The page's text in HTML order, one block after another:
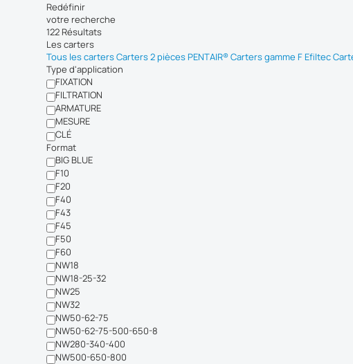
Redéfinir
votre recherche
122 Résultats
Les carters
Tous les cartersCarters 2 pièces PENTAIR®Carters gamme F Efiltec
Type d'application
FIXATION
FILTRATION
ARMATURE
MESURE
CLÉ
Format
BIG BLUE
F10
F20
F40
F43
F45
F50
F60
NW18
NW18-25-32
NW25
NW32
NW50-62-75
NW50-62-75-500-650-8
NW280-340-400
NW500-650-800